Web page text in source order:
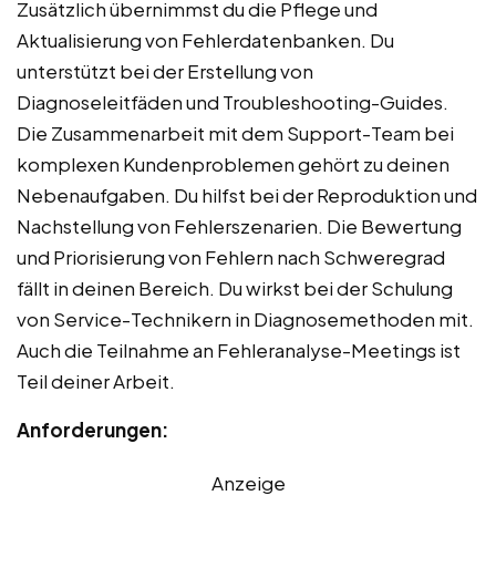
Zusätzlich übernimmst du die Pflege und
Aktualisierung von Fehlerdatenbanken. Du
unterstützt bei der Erstellung von
Diagnoseleitfäden und Troubleshooting-Guides.
Die Zusammenarbeit mit dem Support-Team bei
komplexen Kundenproblemen gehört zu deinen
Nebenaufgaben. Du hilfst bei der Reproduktion und
Nachstellung von Fehlerszenarien. Die Bewertung
und Priorisierung von Fehlern nach Schweregrad
fällt in deinen Bereich. Du wirkst bei der Schulung
von Service-Technikern in Diagnosemethoden mit.
Auch die Teilnahme an Fehleranalyse-Meetings ist
Teil deiner Arbeit.
Anforderungen:
Anzeige